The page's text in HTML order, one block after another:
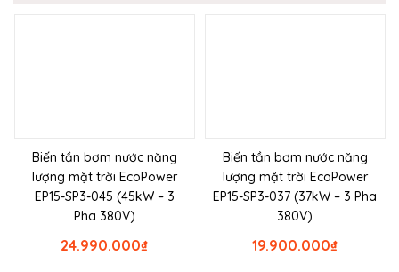
Biến tần bơm nước năng
lượng mặt trời EcoPower
EP15-SP3-045 (45kW – 3
Pha 380V)
₫
24.990.000
Biến tần bơm nước năng
lượng mặt trời EcoPower
EP15-SP3-037 (37kW – 3 Pha
380V)
₫
19.900.000